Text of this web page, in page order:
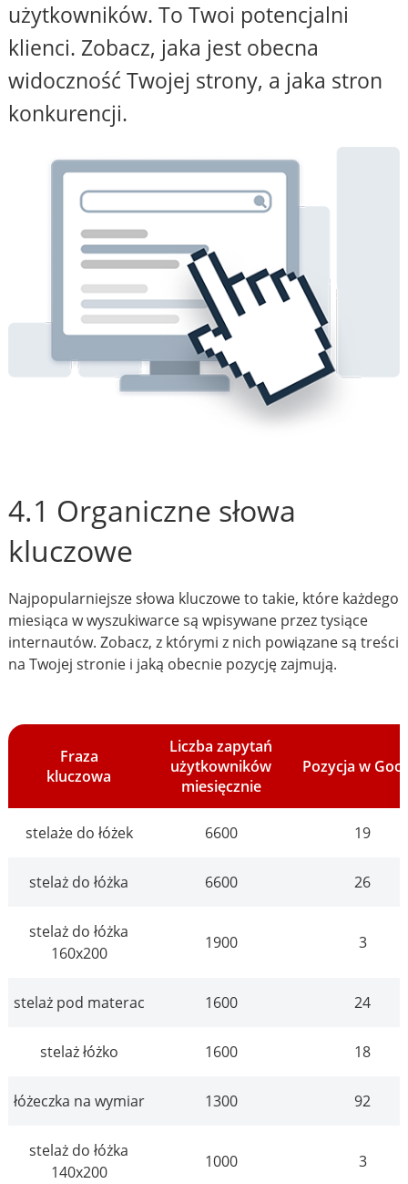
użytkowników. To Twoi potencjalni
klienci. Zobacz, jaka jest obecna
widoczność Twojej strony, a jaka stron
konkurencji.
4.1 Organiczne słowa
kluczowe
Najpopularniejsze słowa kluczowe to takie, które każdego
miesiąca w wyszukiwarce są wpisywane przez tysiące
internautów. Zobacz, z którymi z nich powiązane są treści
na Twojej stronie i jaką obecnie pozycję zajmują.
Fraza
kluczowa
Liczba zapytań
użytkowników
miesięcznie
Pozycja w
stelaże do łóżek 6600 19
stelaż do łóżka 6600 26
stelaż do łóżka
160x200
1900 3
stelaż pod materac 1600 24
stelaż łóżko 1600 18
łóżeczka na wymiar 1300 92
stelaż do łóżka
140x200
1000 3